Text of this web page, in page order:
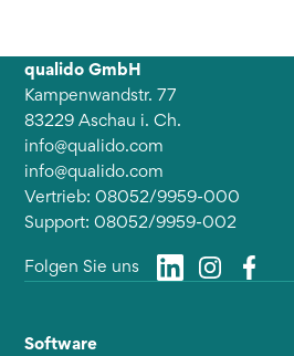
qualido GmbH
Kampenwandstr. 77
83229 Aschau i. Ch.
info@qualido.com
info@qualido.com
Vertrieb: 08052/9959-000
Support: 08052/9959-002
Folgen Sie uns
Software